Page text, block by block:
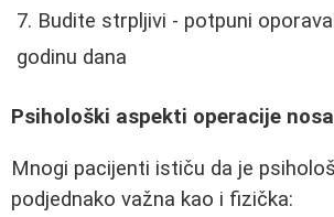
Budite strpljivi - potpuni
godinu dana
Psihološki aspekti operacije nosa
Mnogi pacijenti ističu da je
podjednako važna kao i fizička: